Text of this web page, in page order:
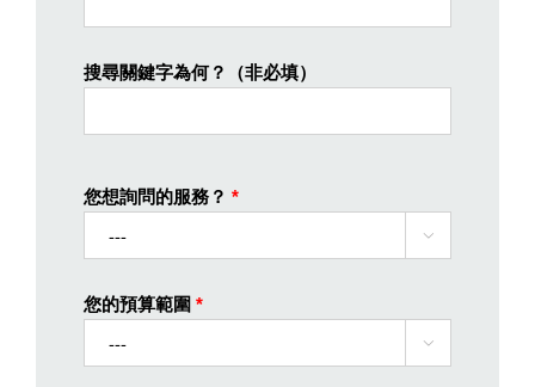
搜尋關鍵字為何？（非必填）
您想詢問的服務？ *

您的預算範圍 *
